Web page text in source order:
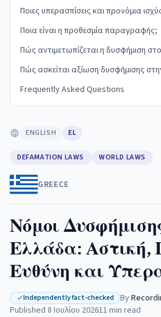
Ποιες υπερασπίσεις και προνόμια
Ποια είναι η προθεσμία παραγραφής;
Πώς αντιμετωπίζεται η δυσφήμιση
Πώς ασκείται αξίωση δυσφήμισης
Frequently Asked Questions
ENGLISH EL
DEFAMATION LAWS WORLD LAWS
GREECE
Νόμοι
Ελλάδα: Αστική,
Ευθύνη και
Independently fact-checked By
Published 8 Ιουλίου 202611 min read